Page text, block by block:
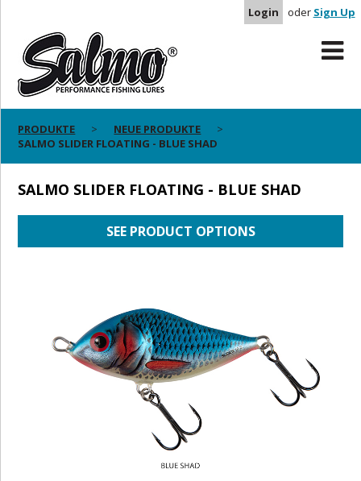
Login oder Sign Up
PRODUKTE
NEUE PRODUKTE
SALMO SLIDER FLOATING - BLUE SHAD
SALMO SLIDER FLOATING - BLUE SHAD
SEE PRODUCT OPTIONS